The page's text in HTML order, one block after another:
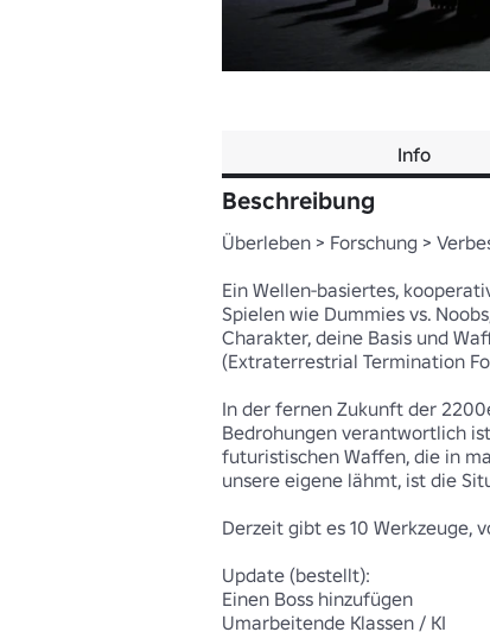
Info
Beschreibung
Überleben > Forschung >
Ein Wellen-basiertes,
Spielen wie Dummies vs.
Charakter, deine Basis und
(Extraterrestrial Termination
In der fernen Zukunft der
Bedrohungen verantwortlich
futuristischen Waffen, die in
unsere eigene lähmt, ist die
Derzeit gibt es 10 Werkzeuge,
Update (bestellt):
Einen Boss hinzufügen